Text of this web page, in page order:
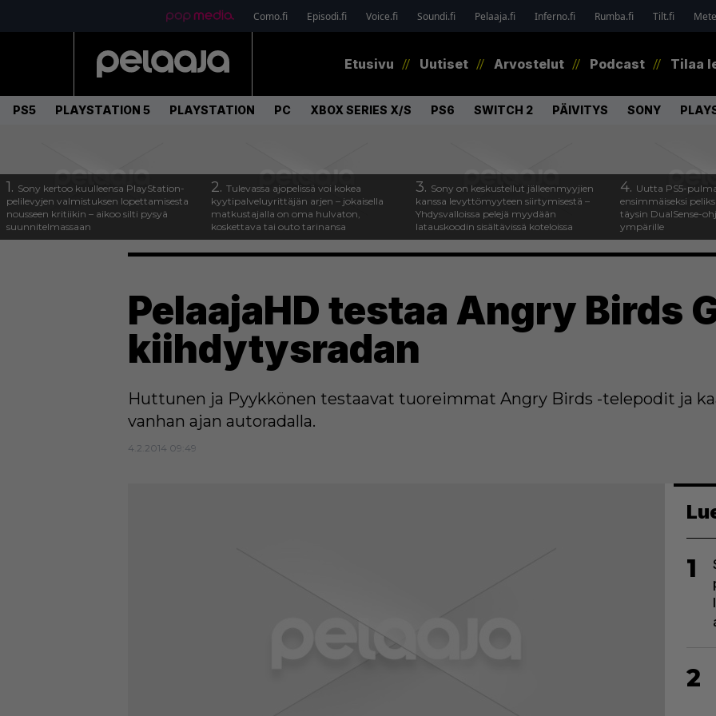
Como.fi Episodi.fi Voice.fi Soundi.fi Pelaaja.fi Inferno.fi Rumba.fi Tilt.fi
Etusivu Uutiset Arvostelut Podcast Tilaa
PS5 PLAYSTATION 5 PLAYSTATION PC XBOX SERIES X/S PS6 SWITCH 2 PÄIVITYS SONY
1. Sony kertoo kuulleensa PlayStation-
pelilevyjen valmistuksen lopettamisesta
nousseen kritiikin – aikoo silti pysyä
suunnitelmassaan
2. Tulevassa ajopelissä voi kokea
kyytipalveluyrittäjän arjen – jokaisella
matkustajalla on oma hulvaton,
koskettava tai outo tarinansa
3. Sony on keskustellut jälleenmyyjien
kanssa levyttömyyteen siirtymisestä –
Yhdysvalloissa pelejä myydään
latauskoodin sisältävissä koteloissa
4. Uutta PS5-
ensimmäiseksi
täysin DualSense-
ympärille
PelaajaHD testaa Angry Birds
kiihdytysradan
Huttunen ja Pyykkönen testaavat tuoreimmat Angry Birds -telepodit ja
vanhan ajan autoradalla.
4.2.2014 09:49
1
2